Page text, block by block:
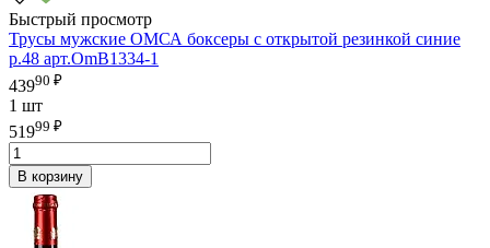
Быстрый просмотр
Трусы мужские ОМСА боксеры с открытой резинкой синие
р.48 арт.OmB1334-1
43990 ₽
1 шт
51999 ₽
В корзину